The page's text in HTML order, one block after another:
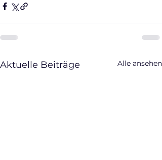
Aktuelle Beiträge Alle ansehen